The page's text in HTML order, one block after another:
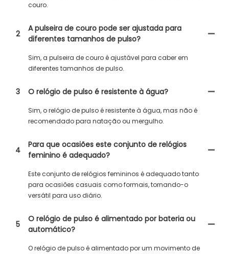
couro.
2
A pulseira de couro pode ser ajustada para
diferentes tamanhos de pulso?
Sim, a pulseira de couro é ajustável para caber em
diferentes tamanhos de pulso.
3 O relógio de pulso é resistente à água?
Sim, o relógio de pulso é resistente à água, mas não é
recomendado para natação ou mergulho.
4
Para que ocasiões este conjunto de relógios
feminino é adequado?
Este conjunto de relógios femininos é adequado tanto
para ocasiões casuais como formais, tornando-o
versátil para uso diário.
5
O relógio de pulso é alimentado por bateria ou
automático?
O relógio de pulso é alimentado por um movimento de